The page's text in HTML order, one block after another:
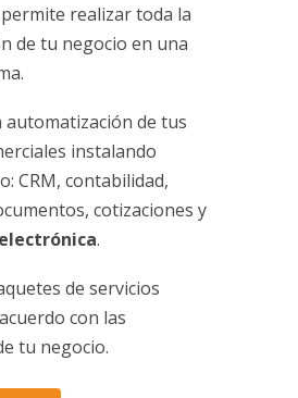
realizar toda la
de tu negocio en una
automatización de tus
instalando
CRM, contabilidad,
cotizaciones y
.
de servicios
con las
tu negocio.